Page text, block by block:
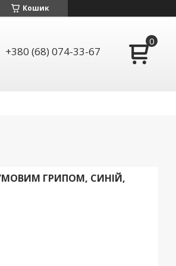
Кошик
+380 (68) 074-33-67
ГРИПОМ, СИНІЙ,